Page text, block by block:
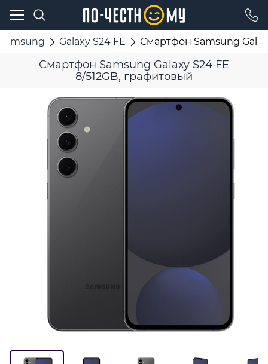
Galaxy S24 FE Смартфон Samsung
Смартфон Samsung Galaxy S24 FE
8/512GB, графитовый